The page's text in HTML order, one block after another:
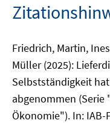
Friedrich, Martin,
Müller (2025):
Selbstständigkeit
abgenommen (Serie
Ökonomie"). In: IAB-